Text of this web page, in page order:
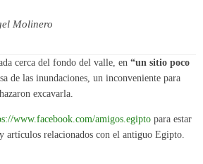
Molinero
cerca del fondo del valle, en “un sitio poco
de las inundaciones, un inconveniente para
excavarla.
www.facebook.com/amigos.egipto para estar
artículos relacionados con el antiguo Egipto.